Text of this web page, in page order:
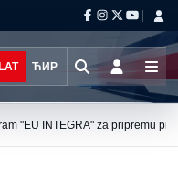
LAT ЋИР
"EU INTEGRA" za pripremu